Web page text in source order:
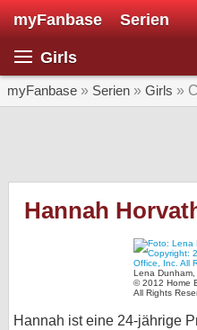
myFanbase Serien
Girls
myFanbase » Serien » Girls »
Hannah
Lena Dunham,
© 2012 Home
All Rights
Hannah ist eine 24-jährige